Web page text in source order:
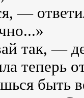
—
так, —
теперь
быть